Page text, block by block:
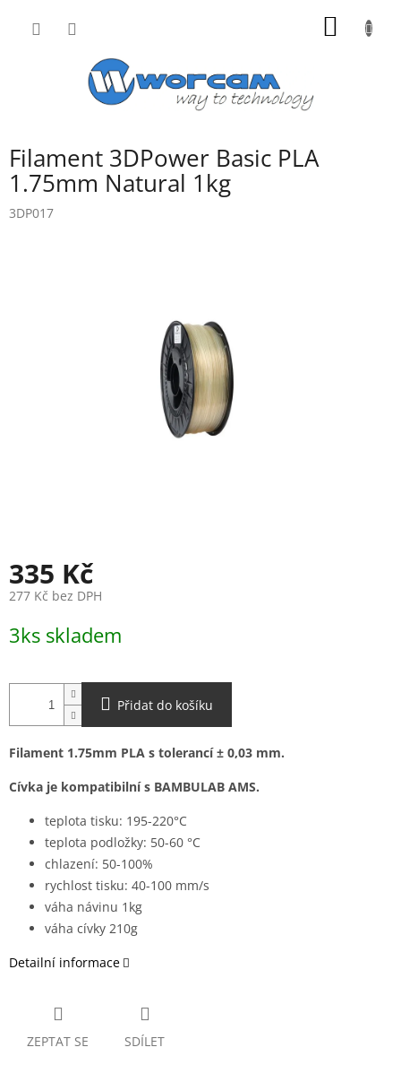
Filament 3DPower Basic PLA
1.75mm Natural 1kg
3DP017
335 Kč
277 Kč bez DPH
cena:
3ks skladem
Přidat do košíku
Filament 1.75mm PLA s tolerancí ± 0,03 mm.
Cívka je kompatibilní s BAMBULAB AMS.
teplota tisku: 195-220°C
teplota podložky: 50-60 °C
chlazení: 50-100%
rychlost tisku: 40-100 mm/s
váha návinu 1kg
váha cívky 210g
Detailní informace
ZEPTAT SE SDÍLET